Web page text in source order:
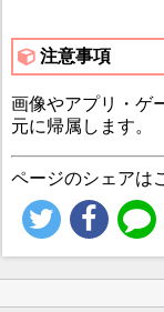
注意事項
画像やアプリ・ゲ
元に帰属します。
ページのシェアは